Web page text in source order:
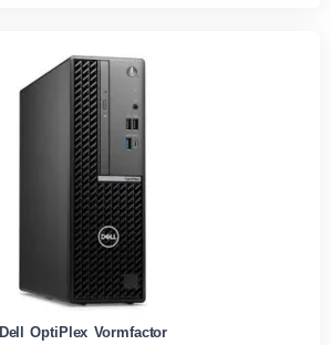
Dell OptiPlex Vormfactor